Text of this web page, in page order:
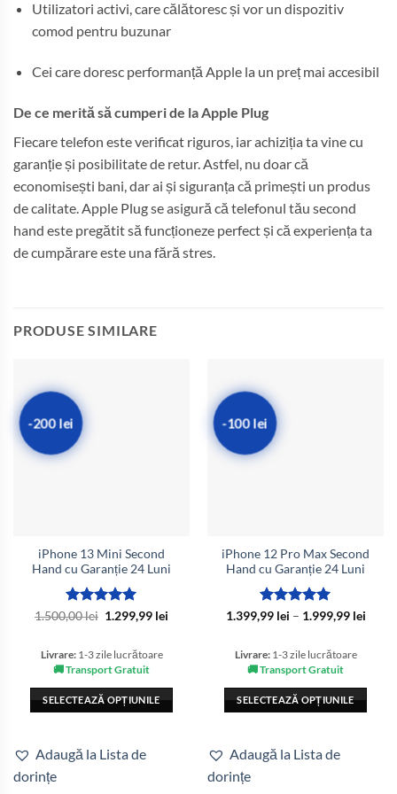
Utilizatori activi, care călătoresc și vor un dispozitiv
comod pentru buzunar
Cei care doresc performanță Apple la un preț mai accesibil
De ce merită să cumperi de la Apple Plug
Fiecare telefon este verificat riguros, iar achiziția ta vine cu
garanție și posibilitate de retur. Astfel, nu doar că
economisești bani, dar ai și siguranța că primești un produs
de calitate. Apple Plug se asigură că telefonul tău second
hand este pregătit să funcționeze perfect și că experiența ta
de cumpărare este una fără stres.
PRODUSE SIMILARE
-200 lei
iPhone 13 Mini Second
Hand cu Garanție 24 Luni
Evaluat la
1.500,00lei Prețul
fost:
1.500,00 lei.
1.299,99 lei
Livrare:1-3 zile lucrătoare
🚚 Transport Gratuit
SELECTEAZĂ OPȚIUNILE
are
Adaugă la Lista de
dorințe
-100 lei
iPhone 12 Pro Max Second
Hand cu Garanție 24 Luni
Evaluat la
1.399,99 lei – 1.999,99 lei
Livrare:1-3 zile lucrătoare
🚚 Transport Gratuit
SELECTEAZĂ OPȚIUNILE
are
Adaugă la Lista de
dorințe